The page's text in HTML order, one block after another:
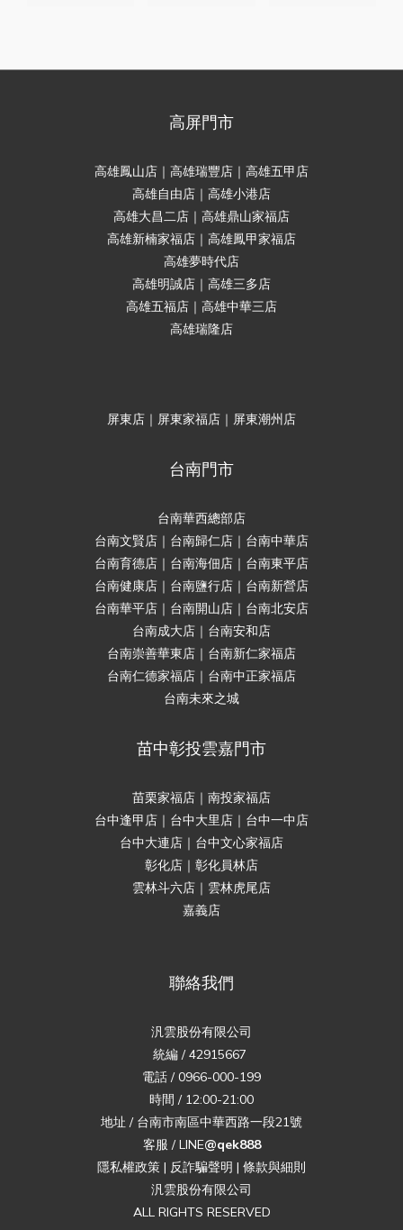
高屏門市
高雄鳳山店｜高雄瑞豐店｜高雄五甲店
高雄自由店｜高雄小港店
高雄大昌二店｜高雄鼎山家福店
高雄新楠家福店｜高雄鳳甲家福店
高雄夢時代店
高雄明誠店｜高雄三多店
高雄五福店｜高雄中華三店
高雄瑞隆店
屏東店｜屏東家福店｜屏東潮州店
台南門市
台南華西總部店
台南文賢店｜台南歸仁店｜台南中華店
台南育德店｜台南海佃店｜台南東平店
台南健康店｜台南鹽行店｜台南新營店
台南華平店｜台南開山店｜台南北安店
台南成大店｜台南安和店
台南崇善華東店｜台南新仁家福店
台南仁德家福店｜台南中正家福店
台南未來之城
苗中彰投雲嘉門市
苗栗家福店｜南投家福店
台中逢甲店｜台中大里店｜台中一中店
台中大連店｜台中文心家福店
彰化店｜彰化員林店
雲林斗六店｜雲林虎尾店
嘉義店
聯絡我們
汎雲股份有限公司
統編 / 42915667
電話 / 0966-000-199
時間 / 12:00-21:00
地址 / 台南市南區中華西路一段21號
客服 / LINE@qek888
隱私權政策 | 反詐騙聲明 | 條款與細則
汎雲股份有限公司
ALL RIGHTS RESERVED